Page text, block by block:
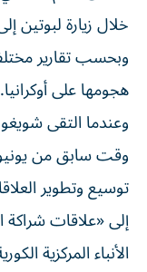
خلال زيارة لبوتين
وبحسب تقارير
هجومها على أوكرانيا.
وعندما التقى
وقت سابق من
توسيع وتطوير
إلى «علاقات شراكة
الأنباء المركزية